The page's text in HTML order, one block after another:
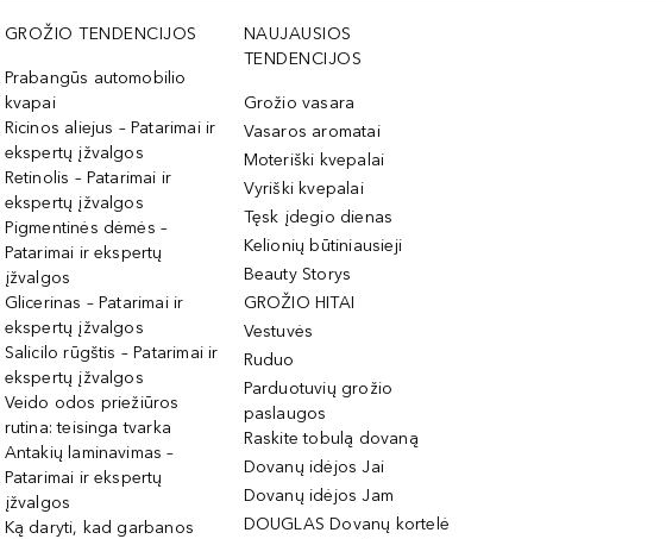
GROŽIO TENDENCIJOS
Prabangūs automobilio
kvapai
Ricinos aliejus – Patarimai ir
ekspertų įžvalgos
Retinolis – Patarimai ir
ekspertų įžvalgos
Pigmentinės dėmės –
Patarimai ir ekspertų
įžvalgos
Glicerinas – Patarimai ir
ekspertų įžvalgos
Salicilo rūgštis – Patarimai ir
ekspertų įžvalgos
Veido odos priežiūros
rutina: teisinga tvarka
Antakių laminavimas –
Patarimai ir ekspertų
įžvalgos
Ką daryti, kad garbanos
NAUJAUSIOS
TENDENCIJOS
Grožio vasara
Vasaros aromatai
Moteriški kvepalai
Vyriški kvepalai
Tęsk įdegio dienas
Kelionių būtiniausieji
Beauty Storys
GROŽIO HITAI
Vestuvės
Ruduo
Parduotuvių grožio
paslaugos
Raskite tobulą dovaną
Dovanų idėjos Jai
Dovanų idėjos Jam
DOUGLAS Dovanų kortelė